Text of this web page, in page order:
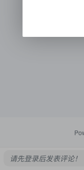
请先登录后发表评论！